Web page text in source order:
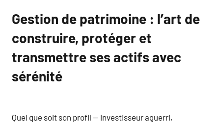
Gestion de patrimoine : l’art de
construire, protéger et
transmettre ses actifs avec
sérénité
Quel que soit son profil — investisseur aguerri,